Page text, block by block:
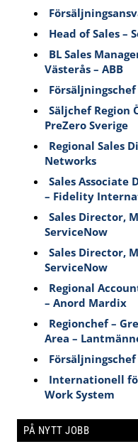
Head of Sales –
BL Sales
Västerås – ABB
Försäljningschef
Säljchef Region
PreZero Sverige
Regional Sales
Networks
Sales Associate
– Fidelity
Sales Director,
ServiceNow
Sales Director,
ServiceNow
Regional
– Anord Mardix
Regionchef –
Area –
Internationell
Work System
PÅ NYTT JOBB